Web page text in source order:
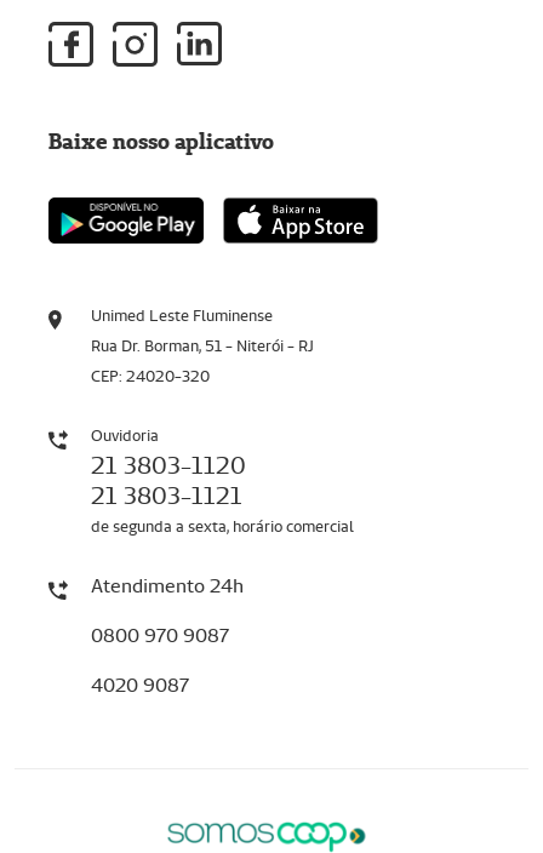
Unimed Leste Fluminense
Rua Dr. Borman, 51 - Niterói - RJ
CEP: 24020-320
Ouvidoria
21 3803-1120
21 3803-1121
de segunda a sexta, horário comercial
Atendimento 24h
0800 970 9087
4020 9087
Baixe nosso aplicativo